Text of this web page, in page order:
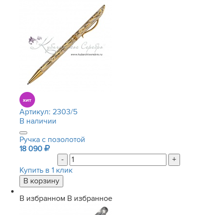
Артикул: 2303/5
В наличии
Ручка с позолотой
18 090
-
+
Купить в 1 клик
В избранном В избранное